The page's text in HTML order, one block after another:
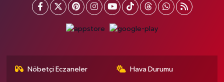
Nöbetçi Eczaneler Hava Durumu